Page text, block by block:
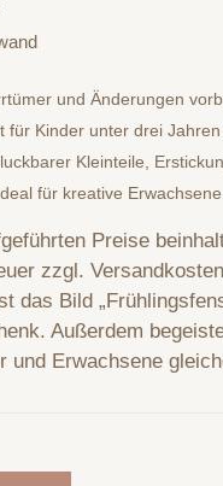
und Änderungen
für Kinder unter drei
Kleinteile,
für kreative Erwachsene.
Preise
zzgl.
das Bild
Außerdem
und Erwachsene